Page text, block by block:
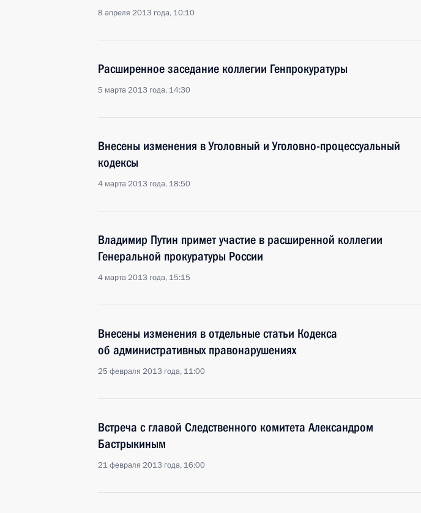
8 апреля 2013 года, 10:10
Расширенное заседание коллегии Генпрокуратуры
5 марта 2013 года, 14:30
Внесены изменения в Уголовный и Уголовно-процессуальный
кодексы
4 марта 2013 года, 18:50
Владимир Путин примет участие в расширенной коллегии
Генеральной прокуратуры России
4 марта 2013 года, 15:15
Внесены изменения в отдельные статьи Кодекса
об административных правонарушениях
25 февраля 2013 года, 11:00
Встреча с главой Следственного комитета Александром
Бастрыкиным
21 февраля 2013 года, 16:00